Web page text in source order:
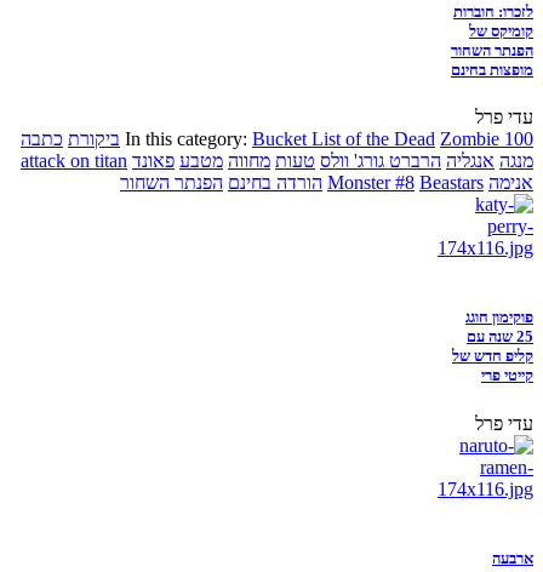
לזכרו: חוברות
קומיקס של
הפנתר השחור
מופצות בחינם
עדי פרל
In this category: Bucket List of the Dead Zombie 100 ביקורת כתבה
מנגה אנגליה הרברט גורג' וולס טעות מחווה מטבע פאונד attack on titan
אנימה
Monster #8 Beastars הורדה בחינם הפנתר השחור
פוקימון חוגג
25 שנה עם
קליפ חדש של
קייטי פרי
עדי פרל
ארבעה